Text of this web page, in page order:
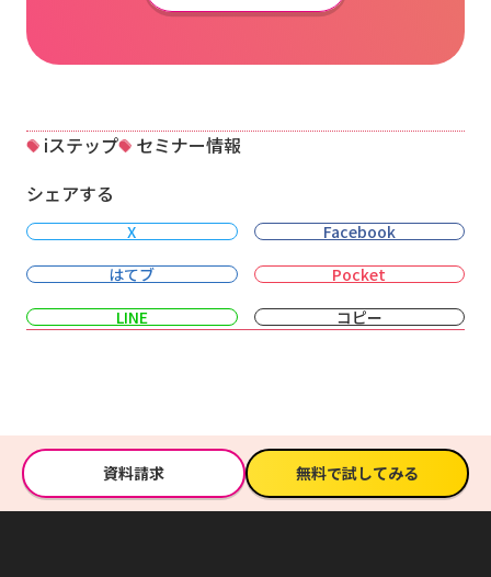
iステップ
セミナー情報
シェアする
X
Facebook
はてブ
Pocket
LINE
コピー
資料請求 無料で試してみる